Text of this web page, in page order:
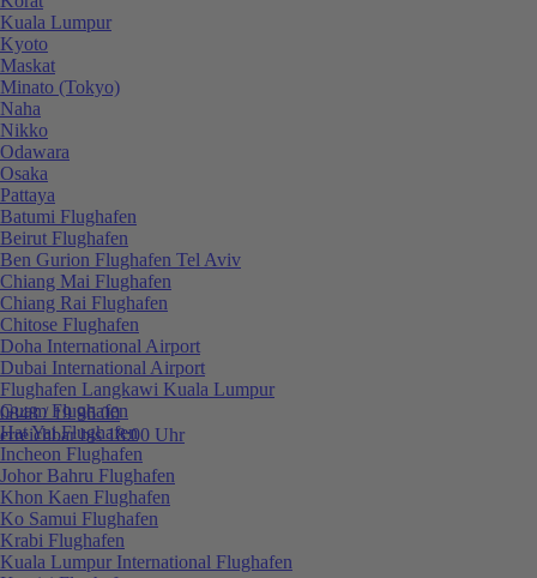
0848 / 19 96 00
erreichbar bis 18:00 Uhr
Kuala Lumpur
Kyoto
Maskat
Minato (Tokyo)
Naha
Nikko
Odawara
Osaka
Pattaya
Batumi Flughafen
Beirut Flughafen
Ben Gurion Flughafen Tel Aviv
Chiang Mai Flughafen
Chiang Rai Flughafen
Chitose Flughafen
Doha International Airport
Dubai International Airport
Flughafen Langkawi Kuala Lumpur
Guam Flughafen
Hat Yai Flughafen
Incheon Flughafen
Johor Bahru Flughafen
Khon Kaen Flughafen
Ko Samui Flughafen
Krabi Flughafen
Kuala Lumpur International Flughafen